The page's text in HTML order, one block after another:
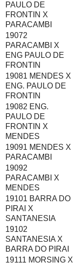
PAULO DE
FRONTIN X
PARACAMBI
19072
PARACAMBI X
ENG PAULO DE
FRONTIN
19081 MENDES X
ENG. PAULO DE
FRONTIN
19082 ENG.
PAULO DE
FRONTIN X
MENDES
19091 MENDES X
PARACAMBI
19092
PARACAMBI X
MENDES
19101 BARRA DO
PIRAI X
SANTANESIA
19102
SANTANESIA X
BARRA DO PIRAI
19111 MORSING X